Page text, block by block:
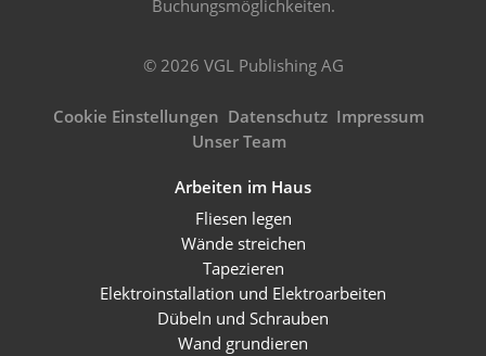
Buchungsmöglichkeiten.
© 2026 VGL Publishing AG
Cookie Einstellungen Datenschutz Impressum
Unser Team
Arbeiten im Haus
Fliesen legen
Wände streichen
Tapezieren
Elektroinstallation und Elektroarbeiten
Dübeln und Schrauben
Wand grundieren